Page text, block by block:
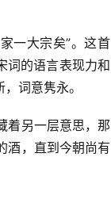
一大宗矣”。这首
词的语言表现力和
词意隽永。
着另一层意思，那
酒，直到今朝尚有